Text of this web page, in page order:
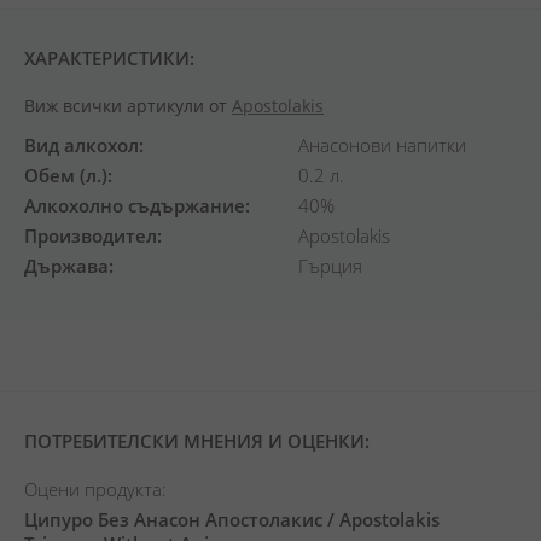
ХАРАКТЕРИСТИКИ:
Виж всички артикули от Apostolakis
Вид алкохол
Анасонови напитки
Обем (л.)
0.2 л.
Алкохолно съдържание
40%
Производител
Apostolakis
Държава
Гърция
ПОТРЕБИТЕЛСКИ МНЕНИЯ И ОЦЕНКИ:
Оцени продукта:
Ципуро Без Анасон Апостолакис / Apostolakis